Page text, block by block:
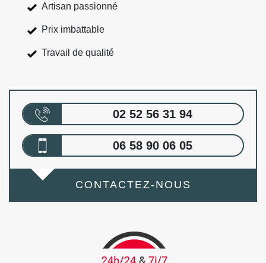
Artisan passionné
Prix imbattable
Travail de qualité
02 52 56 31 94
06 58 90 06 05
CONTACTEZ-NOUS